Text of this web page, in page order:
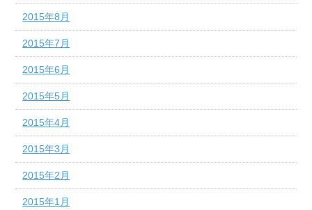
2015年8月
2015年7月
2015年6月
2015年5月
2015年4月
2015年3月
2015年2月
2015年1月